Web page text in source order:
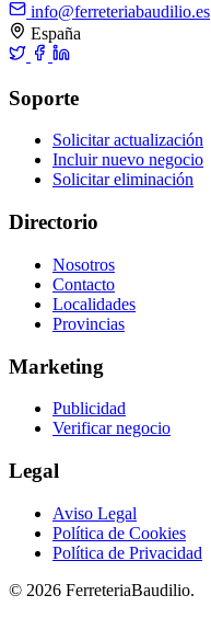
info@ferreteriabaudilio.es
España
Soporte
Solicitar actualización
Incluir nuevo negocio
Solicitar eliminación
Directorio
Nosotros
Contacto
Localidades
Provincias
Marketing
Publicidad
Verificar negocio
Legal
Aviso Legal
Política de Cookies
Política de Privacidad
© 2026 FerreteriaBaudilio.